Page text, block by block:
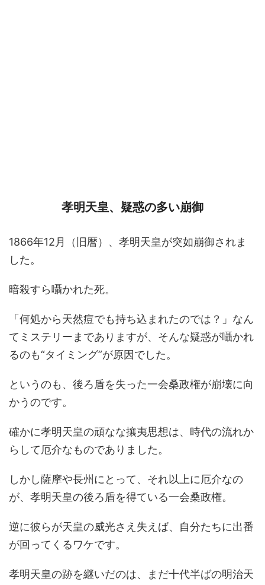
孝明天皇、疑惑の多い崩御
1866年12月（旧暦）、孝明天皇が突如崩御されま
した。
暗殺すら囁かれた死。
「何処から天然痘でも持ち込まれたのでは？」なん
てミステリーまでありますが、そんな疑惑が囁かれ
るのも“タイミング”が原因でした。
というのも、後ろ盾を失った一会桑政権が崩壊に向
かうのです。
確かに孝明天皇の頑なな攘夷思想は、時代の流れか
らして厄介なものでありました。
しかし薩摩や長州にとって、それ以上に厄介なの
が、孝明天皇の後ろ盾を得ている一会桑政権。
逆に彼らが天皇の威光さえ失えば、自分たちに出番
が回ってくるワケです。
孝明天皇の跡を継いだのは、まだ十代半ばの明治天